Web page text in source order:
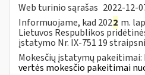
Web turinio sąrašas 2022-12-
Informuojame, kad 2022 m.
Lietuvos Respublikos
įstatymo Nr. IX-751 19
Mokesčių įstatymų pakeitimai:
vertės mokesčio pakeitimai